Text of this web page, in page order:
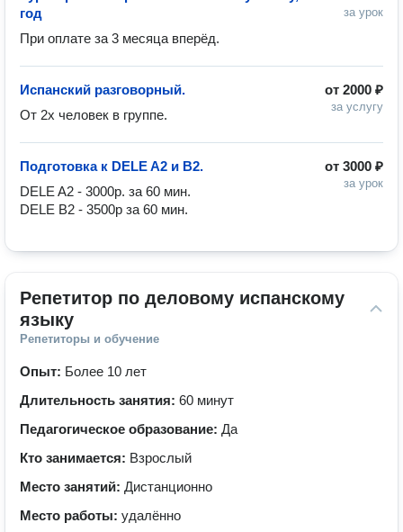
за урок
год
При оплате за 3 месяца вперёд.
от 2000 ₽
за услугу
Испанский разговорный.
От 2х человек в группе.
от 3000 ₽
за урок
Подготовка к DELE A2 и B2.
DELE A2 - 3000р. за 60 мин.
DELE B2 - 3500р за 60 мин.
Репетитор по деловому испанскому
языку
Репетиторы и обучение
Опыт: Более 10 лет
Длительность занятия: 60 минут
Педагогическое образование: Да
Кто занимается: Взрослый
Место занятий: Дистанционно
Место работы: удалённо